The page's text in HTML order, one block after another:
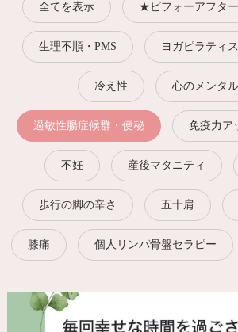
全てを表示 ★ビフォーアフター
生理不順・PMS ヨガピラティス
冷え性 心のメンタ
過敏性腸症候群・便秘 免疫力ア
不妊 産後マタニティ
歩行の脚の辛さ 五十肩
膝痛 個人リンパ骨盤セラピー